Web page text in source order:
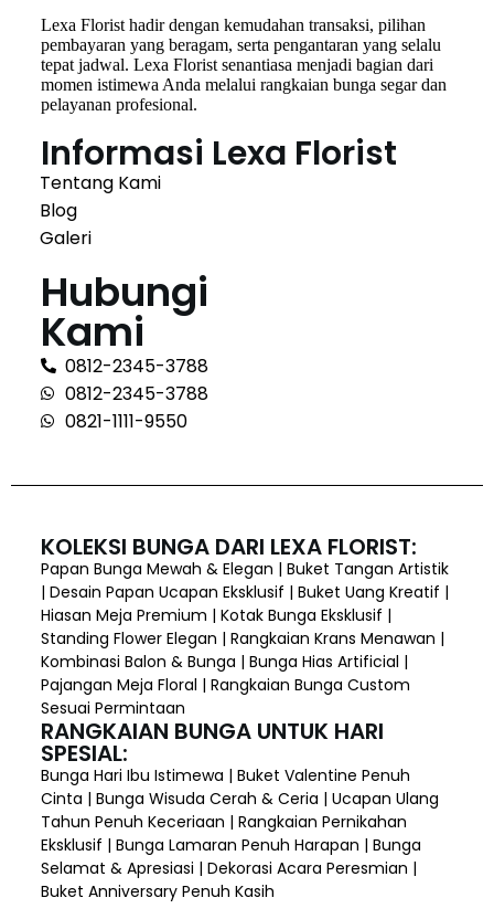
Lexa Florist hadir dengan kemudahan transaksi, pilihan
pembayaran yang beragam, serta pengantaran yang selalu
tepat jadwal. Lexa Florist senantiasa menjadi bagian dari
momen istimewa Anda melalui rangkaian bunga segar dan
pelayanan profesional.
Informasi Lexa Florist
Tentang Kami
Blog
Galeri
Hubungi
Kami
0812-2345-3788
0812-2345-3788
0821-1111-9550
KOLEKSI BUNGA DARI LEXA FLORIST:
Papan Bunga Mewah & Elegan | Buket Tangan Artistik
| Desain Papan Ucapan Eksklusif | Buket Uang Kreatif |
Hiasan Meja Premium | Kotak Bunga Eksklusif |
Standing Flower Elegan | Rangkaian Krans Menawan |
Kombinasi Balon & Bunga | Bunga Hias Artificial |
Pajangan Meja Floral | Rangkaian Bunga Custom
Sesuai Permintaan
RANGKAIAN BUNGA UNTUK HARI
SPESIAL:
Bunga Hari Ibu Istimewa | Buket Valentine Penuh
Cinta | Bunga Wisuda Cerah & Ceria | Ucapan Ulang
Tahun Penuh Keceriaan | Rangkaian Pernikahan
Eksklusif | Bunga Lamaran Penuh Harapan | Bunga
Selamat & Apresiasi | Dekorasi Acara Peresmian |
Buket Anniversary Penuh Kasih